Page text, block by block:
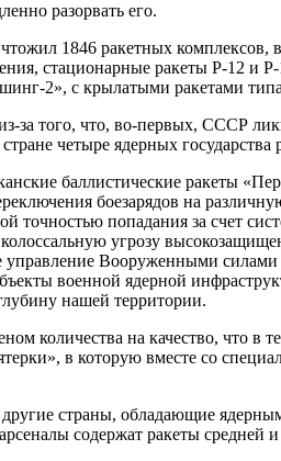
разорвать его.
1846 ракетных
стационарные ракеты Р-12 и
2», с крылатыми ракетами
того, что, во-первых, СССР
четыре ядерных
баллистические ракеты
боезарядов на
точностью попадания за счет
угрозу
управление Вооруженными
военной ядерной
нашей территории.
количества на качество, что
в которую вместе со
страны, обладающие
содержат ракеты средней